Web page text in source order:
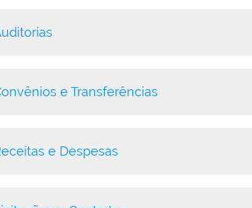
e Transferências
e Despesas